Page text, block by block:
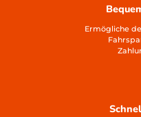
Ermögliche